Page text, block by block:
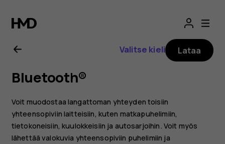
Nokia
2.1
käyttöopas
Valitse kieli Lataa
Bluetooth®
Voit muodostaa langattoman yhteyden toisiin
yhteensopiviin laitteisiin, kuten matkapuhelimiin,
tietokoneisiin, kuulokkeisiin ja autosarjoihin. Voit myös
lähettää valokuvia yhteensopiviin puhelimiin ja